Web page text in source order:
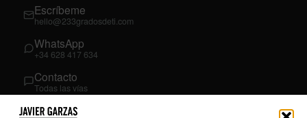
Escríbeme
hello@233gradosdeti.com
WhatsApp
+34 628 417 634
Contacto
Todas las vías